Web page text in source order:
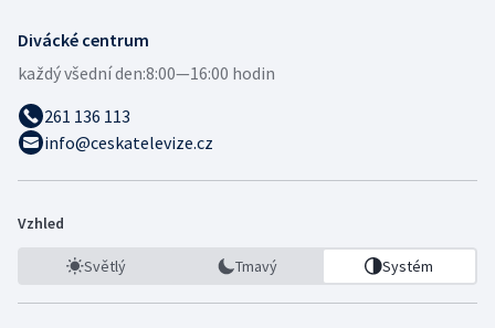
Divácké centrum
každý všední den:8:00—16:00 hodin
261 136 113
info@ceskatelevize.cz
Vzhled
Světlý Tmavý Systém